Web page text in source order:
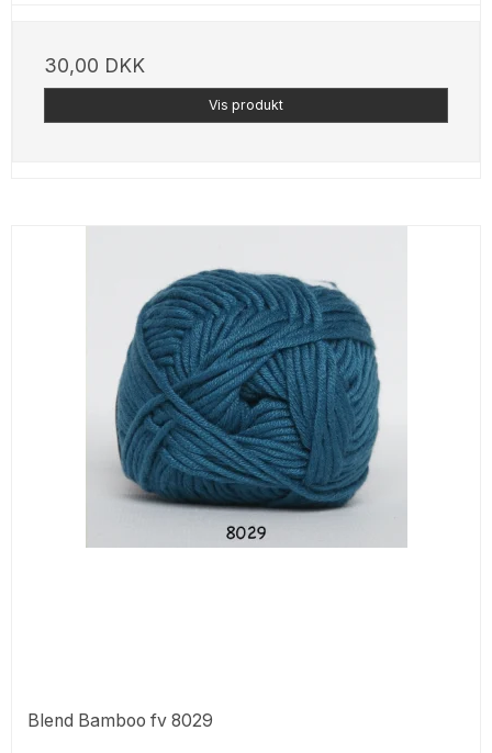
30,00 DKK
Vis produkt
Blend Bamboo fv 8029